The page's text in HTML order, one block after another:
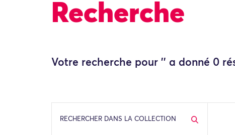
Recherche
Votre recherche pour '' a donné 0
RECHERCHER DANS LA COLLECTION